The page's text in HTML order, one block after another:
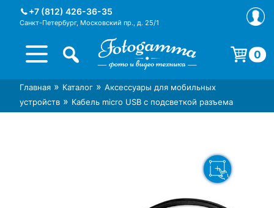
+7 (812) 426-36-35
Санкт-Петербург, Московский пр., д. 25/1
Интернет-магазин фототехники
Foto-Gamma в СПб
Магазин фотоаксессуаров foto-
gamma.ru
0
Корзина пуста.
Главная » Каталог » Аксессуары для мобильных
устройств » Кабель micro USB с подсветкой разъема